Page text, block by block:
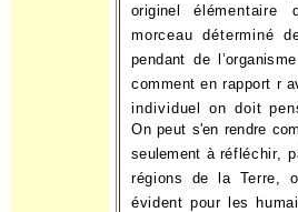
originel
élémentaire
morceau déterminé
pendant de
comment en rapport r
individuel on doit
On peut s'en rendre
seulement à réfléchir,
régions de la Terre,
évident pour les